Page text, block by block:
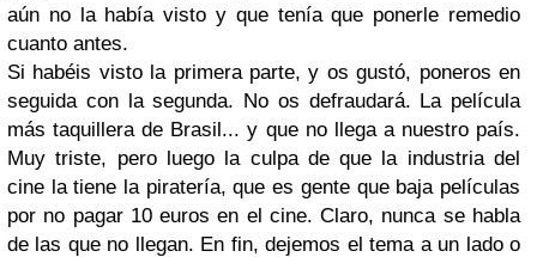
aún no la había visto y que tenía que ponerle remedio
cuanto antes.
Si habéis visto la primera parte, y os gustó, poneros en
seguida con la segunda. No os defraudará. La película
más taquillera de Brasil... y que no llega a nuestro país.
Muy triste, pero luego la culpa de que la industria del
cine la tiene la piratería, que es gente que baja películas
por no pagar 10 euros en el cine. Claro, nunca se habla
de las que no llegan. En fin, dejemos el tema a un lado o